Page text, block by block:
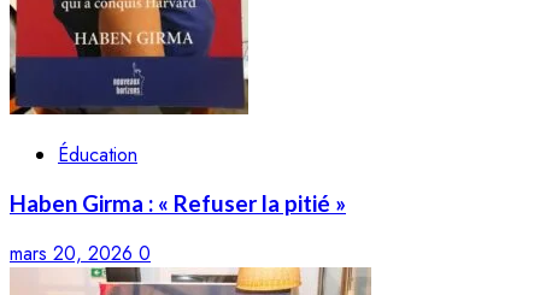
Éducation
Haben Girma : « Refuser la pitié »
mars 20, 2026 0